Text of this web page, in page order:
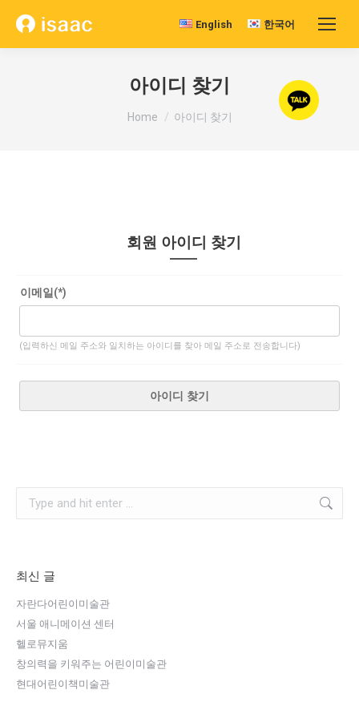
English 한국어
아이디 찾기
You are here:
Home 아이디 찾기
회원 아이디 찾기
이메일(*)
(입력하신 메일 주소와 일치하는 아이디를 찾아 메일 주소로 전송합니다)
아이디 찾기
최신 글
자란다어린이미술관
서울 애니메이션 센터
헬로뮤지움
창의력을 키워주는 어린이미술관
현대어린이책미술관